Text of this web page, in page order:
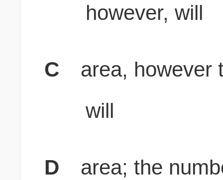
however, will
C
area, however
will
D
area; the